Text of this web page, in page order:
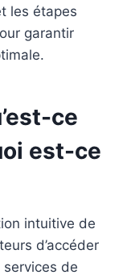
les étapes
garantir
ce
est-ce
intuitive de
d’accéder
de